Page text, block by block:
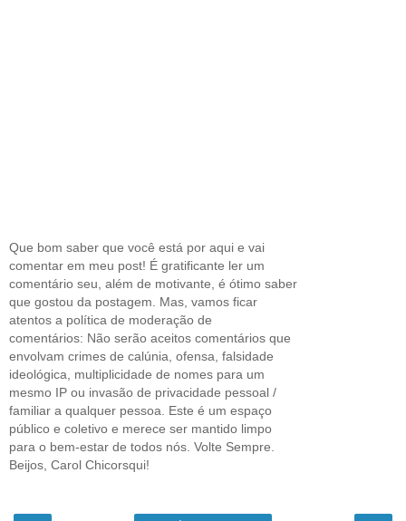
Que bom saber que você está por aqui e vai
comentar em meu post! É gratificante ler um
comentário seu, além de motivante, é ótimo saber
que gostou da postagem. Mas, vamos ficar
atentos a política de moderação de
comentários: Não serão aceitos comentários que
envolvam crimes de calúnia, ofensa, falsidade
ideológica, multiplicidade de nomes para um
mesmo IP ou invasão de privacidade pessoal /
familiar a qualquer pessoa. Este é um espaço
público e coletivo e merece ser mantido limpo
para o bem-estar de todos nós. Volte Sempre.
Beijos, Carol Chicorsqui!